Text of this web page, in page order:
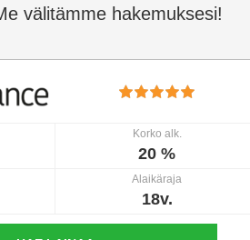
välitämme hakemuksesi!
Korko alk.
20 %
Alaikäraja
18v.